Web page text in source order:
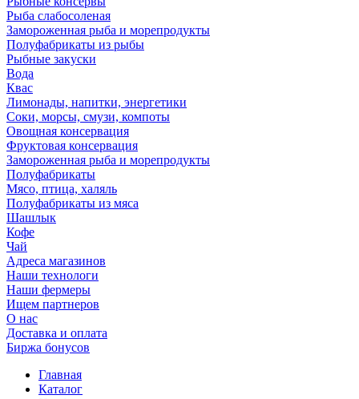
Рыба слабосоленая
Замороженная рыба и морепродукты
Полуфабрикаты из рыбы
Рыбные закуски
Вода
Квас
Лимонады, напитки, энергетики
Соки, морсы, смузи, компоты
Овощная консервация
Фруктовая консервация
Замороженная рыба и морепродукты
Полуфабрикаты
Мясо, птица, халяль
Полуфабрикаты из мяса
Шашлык
Кофе
Чай
Адреса магазинов
Наши технологи
Наши фермеры
Ищем партнеров
О нас
Доставка и оплата
Биржа бонусов
Главная
Каталог